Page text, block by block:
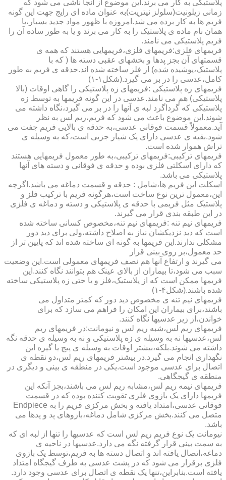
پلاستیکی به کار می برند.این موضوع از آنجا ناشی می شود که
زمانی زیلونیت(سلولز نیتریت)به عنوان ماده ای رایج جهت این گونه
فریم ها به کار برده می شد.امروزه با ظهور مواد جدید بسیار،یا
همان نام ماده ی پلاستیک را به کار می برند و یا به طور ساده آن را
فریم پلاستیکی می نامند.
فریمهای فلزی:فریمهای فلزی،فریمهایی هستند که همه ی
قسمتهای آن بجز پدها و بخشهای عقبی دسته ها ( که با
پلاستیک،پوشیده شده) از فلز ساخته شده اند.حدقه ی فریم به طور
کامل،عدسی را در بر می گیرد.(شکل۱-۱)
فریمهای زه پلاستیکی :فریمهای زه پلاستیکی را گاهی اوقات (بالا
پلاستیکی) هم می نامند.عدسی در این گونه فریمها به توسط زه
پلاستیکی که گرداگرد لبه ی آنها را در بر می گیرد،نگاه داشته می
شوند.این موضوع باعث می شود که فریم،ریم لس به نظر
آید.معمولاً قسمت فوقانی عدسی،به حدقه ی بالایی فریم جفت می
شود.بقیه ی عدسی دارای یک شیار جزیی است،که به وسیله ی
تراش هموار شده است.
فریمهای ترکیبی:فریمهای ترکیبی،به طور معمول فریمهایی هستند
که دارای اسکلتی فلزی بوده و حدقه ی فوقانی و دسته های آنها
پلاستیکی می باشد.
اسکلت این فریم ها،شامل : حدقه و قسمت دماغه می باشد.اگرچه
این،معمول ترین نوع ساخت است،هرگونه فریم با ترکیب فلز و
پلاستیک مثل فریمی با حدقه ی پلاستیکی و دسته و دماغه ی فلزی
در این طبقه بندی قرار می گیرند.
فریمهای نیم تنه :فریمهای نیم تنه،مخصوص کسانی ساخته شده
است که دید نزدیکشان نیاز به اصلاح داشته،ولی برای دید دور
مشکلی ندارند.این فریمها به گونه ای ساخته شده اند که پایین تر از
حد معمول،بر روی بینی قرار
می گیرند و ارتفاع آنها هم نصف فریمهای معمولی است.این وضعیت
سبب می شود،تا بیماران از بالای عینک هم بتوانند نگاه کنند.این
فریمها ممکن است که از پلاستیک،فلز و یا حتی زه پلاستیکی ساخته
شده باشند.(شکل۴-۱)
فریمهای نیم تنه ی مخصوص دید دور که کمتر متداول می
باشند،برای بیماران این امکان را فراهم می سازد که برای
خواندن،از زیر عدسیها نگاه کنند.
فریمهای ریم لس،شبه ریم لس و نیومانت:در فریمهای ریم
لس،عدسیها نه به وسیله ی زه پلاستیکی و نه به وسیله ی حدقه نگه
داشته می شوند.بلکه،بیشتر اوقات به وسیله ی پیچ یا گیره این
نگهداری انجام می گیرد.در بیشتر فریمهای ریم لس،دو نقطه ی
اتصال برای عدسی موجود است.یکی در منطقه ی بینی و دیگری در
منطقه ی گیجگاهی.
فریمهای نیمه ریم لس،مشابه ریم لس می باشند،بجز آنکه این
فریمها دارای یک بازوی فلزی تقویت کننده بوده که در قسمت
فوقانی عدسی،امتداد یافته و بخش مرکزی فریم را به Endpiece
متصل می کنند.بخش مرکزی شامل دماغه،بازوهای پد و پدها می
باشد.
نیومانت یک نوع فریم ریم لس است که عدسیها را تنها از لبه ای که
به سمت بینی قرار گرفته نگه می دارد.عدسیها در ناحیه ی
دماغه،اتصال یافته اند و اتصال دسته ها به فریم،توسط یک بازوی
فلزی برقرار می شود که در پشت عدسی به طرف گیجگاه امتداد
یافته است.بنابراین،تنها یک نقطه ی اتصال برای عدسی وجود دارد.